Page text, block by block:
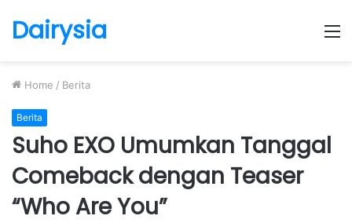
Dairysia
Home / Berita
Berita
Suho EXO Umumkan Tanggal
Comeback dengan Teaser
“Who Are You”